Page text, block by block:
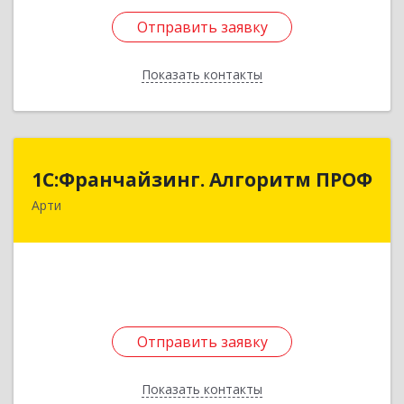
Отправить заявку
Показать контакты
Отправить заявку
Назад
1С:Франчайзинг. Алгоритм ПРОФ
Арти
Отправить заявку
Показать контакты
1С:Франчайзинг. Алгоритм ПРОФ
623340, Свердловская обл, Артинский р-н, Арти
Отправить заявку
Назад